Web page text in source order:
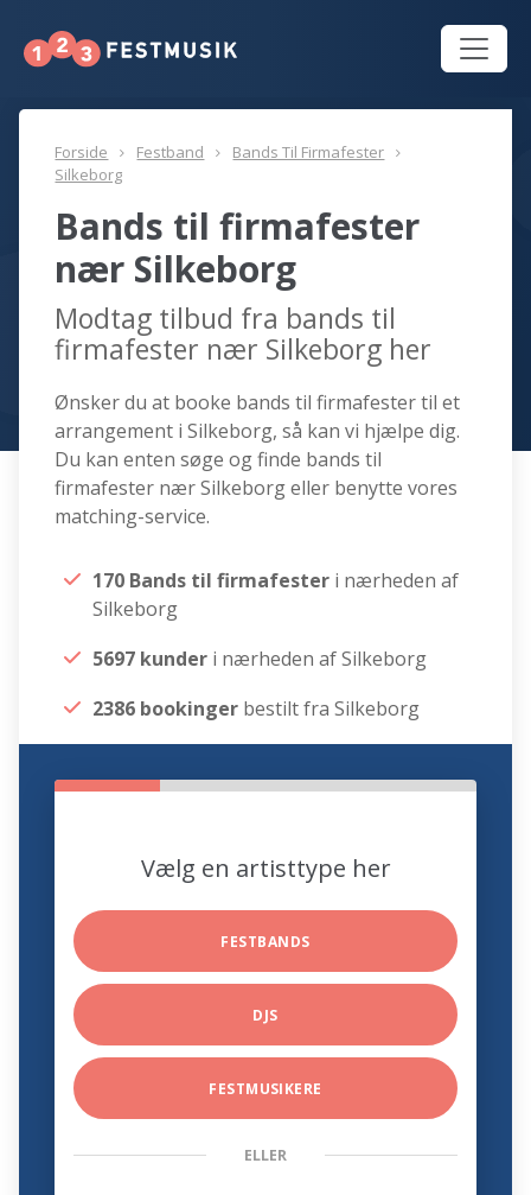
Forside Festband
Bands Til Firmafester
Silkeborg
Bands til firmafester
nær Silkeborg
Modtag tilbud fra bands til
firmafester nær Silkeborg her
Ønsker du at booke bands til firmafester til et
arrangement i Silkeborg, så kan vi hjælpe dig.
Du kan enten søge og finde bands til
firmafester nær Silkeborg eller benytte vores
matching-service.
170 Bands til firmafester i nærheden af
Silkeborg
5697 kunder i nærheden af Silkeborg
2386 bookinger bestilt fra Silkeborg
Vælg en artisttype her
FESTBANDS
DJS
FESTMUSIKERE
ELLER